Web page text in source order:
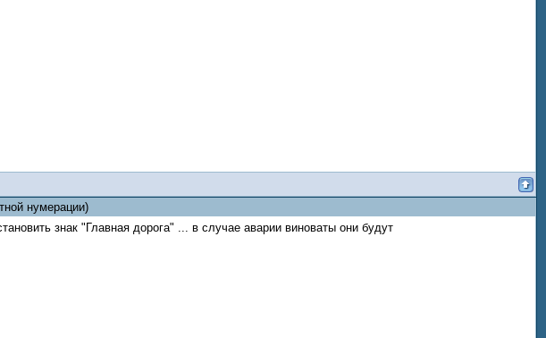
нумерации)
знак "Главная дорога" ... в случае аварии виноваты они будут